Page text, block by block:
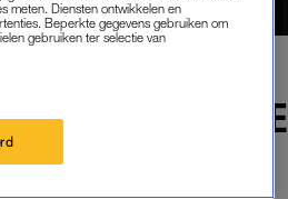
MET SUÏCIDALE
GAAT
meten. Diensten ontwikkelen en
Beperkte gegevens gebruiken om
gebruiken ter selectie van